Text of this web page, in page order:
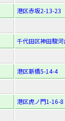
港区赤坂2-13-23
千代田区神田駿
港区新橋5-14-4
港区虎ノ門1-16-8